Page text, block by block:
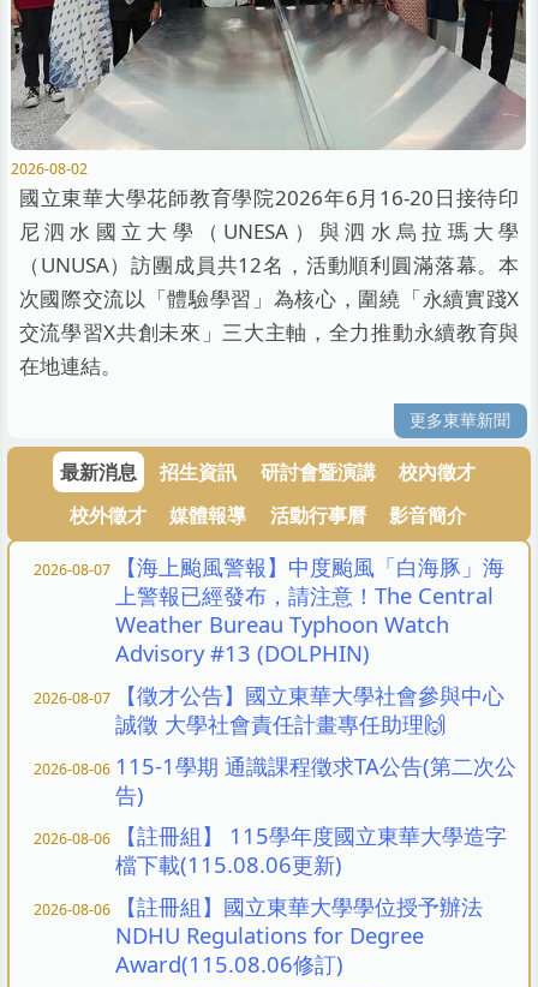
2026-08-02
國立東華大學花師教育學院2026年6月16-20日接待印
尼泗水國立大學（UNESA）與泗水烏拉瑪大學
（UNUSA）訪團成員共12名，活動順利圓滿落幕。本
次國際交流以「體驗學習」為核心，圍繞「永續實踐X
交流學習X共創未來」三大主軸，全力推動永續教育與
在地連結。
更多東華新聞
最新消息 招生資訊 研討會暨演講
校內徵才
校外徵才
媒體報導 活動行事曆 影音簡介
2026-08-07
【海上颱風警報】中度颱風「白海豚」海
上警報已經發布，請注意！The Central
Weather Bureau Typhoon Watch
Advisory #13 (DOLPHIN)
2026-08-07
【徵才公告】國立東華大學社會參與中心
誠徵 大學社會責任計畫專任助理🙌
2026-08-06 115-1學期 通識課程徵求TA公告(第二次公
告)
2026-08-06
【註冊組】 115學年度國立東華大學造字
檔下載(115.08.06更新)
2026-08-06
【註冊組】國立東華大學學位授予辦法
NDHU Regulations for Degree
Award(115.08.06修訂)